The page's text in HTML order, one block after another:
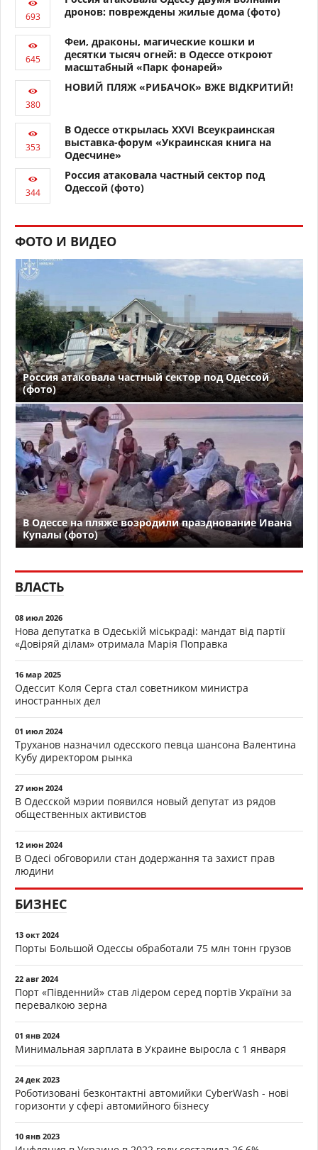
дронов: повреждены жилые дома (фото)
Феи, драконы, магические кошки и
десятки тысяч огней: в Одессе откроют
масштабный «Парк фонарей»
НОВИЙ ПЛЯЖ «РИБАЧОК» ВЖЕ ВІДКРИТИЙ!
В Одессе открылась XXVI Всеукраинская
выставка-форум «Украинская книга на
Одесчине»
Россия атаковала частный сектор под
Одессой (фото)
ФОТО И ВИДЕО
Россия атаковала частный сектор под Одессой
(фото)
В Одессе на пляже возродили празднование Ивана
Купалы (фото)
ВЛАСТЬ
08 июл 2026
Нова депутатка в Одеській міськраді: мандат від партії
«Довіряй ділам» отримала Марія Поправка
16 мар 2025
Одессит Коля Серга стал советником министра
иностранных дел
01 июл 2024
Труханов назначил одесского певца шансона Валентина
Кубу директором рынка
27 июн 2024
В Одесской мэрии появился новый депутат из рядов
общественных активистов
12 июн 2024
В Одесі обговорили стан додержання та захист прав
людини
БИЗНЕС
13 окт 2024
Порты Большой Одессы обработали 75 млн тонн грузов
22 авг 2024
Порт «Південний» став лідером серед портів України за
перевалкою зерна
01 янв 2024
Минимальная зарплата в Украине выросла с 1 января
24 дек 2023
Роботизовані безконтактні автомийки CyberWash - нові
горизонти у сфері автомийного бізнесу
10 янв 2023